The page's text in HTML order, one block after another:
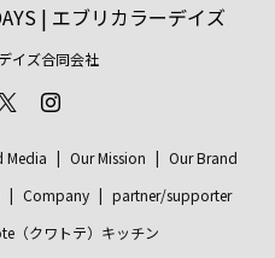
| エブリカラーデイズ
イズ合同会社
Media Our Mission
Our Brand
Company
partner/supporter
（クワトテ）キッチン